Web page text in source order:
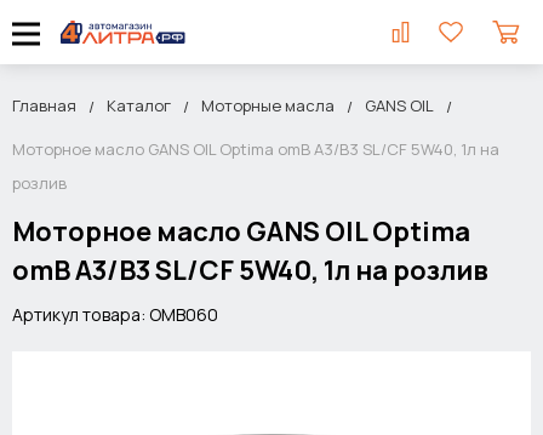
Главная Каталог Моторные масла
GANS OIL
Моторное масло GANS OIL Optima omB A3/B3 SL/CF 5W40, 1л на
розлив
Моторное масло GANS OIL Optima
omB A3/B3 SL/CF 5W40, 1л на розлив
Артикул товара: OMB060